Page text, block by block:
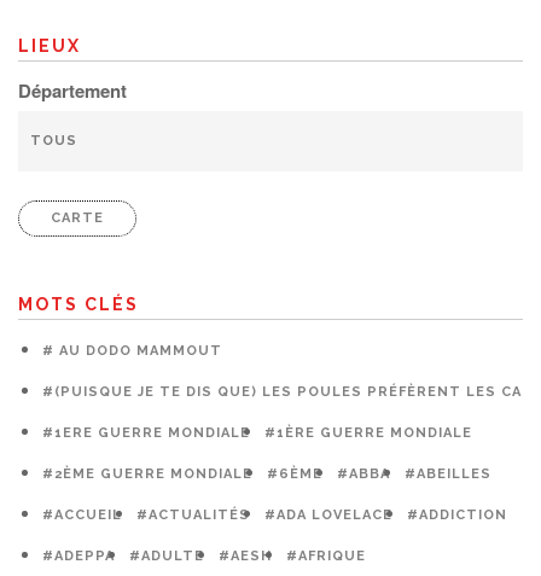
LIEUX
Département
CARTE
MOTS CLÉS
# AU DODO MAMMOUT
#(PUISQUE JE TE DIS QUE) LES POULES PRÉFÈRENT LES
#1ERE GUERRE MONDIALE #1ÈRE GUERRE MONDIALE
#2ÈME GUERRE MONDIALE #6ÈME #ABBA #ABEILLES
#ACCUEIL #ACTUALITÉS #ADA LOVELACE #ADDICTION
#ADEPPA #ADULTE #AESH #AFRIQUE